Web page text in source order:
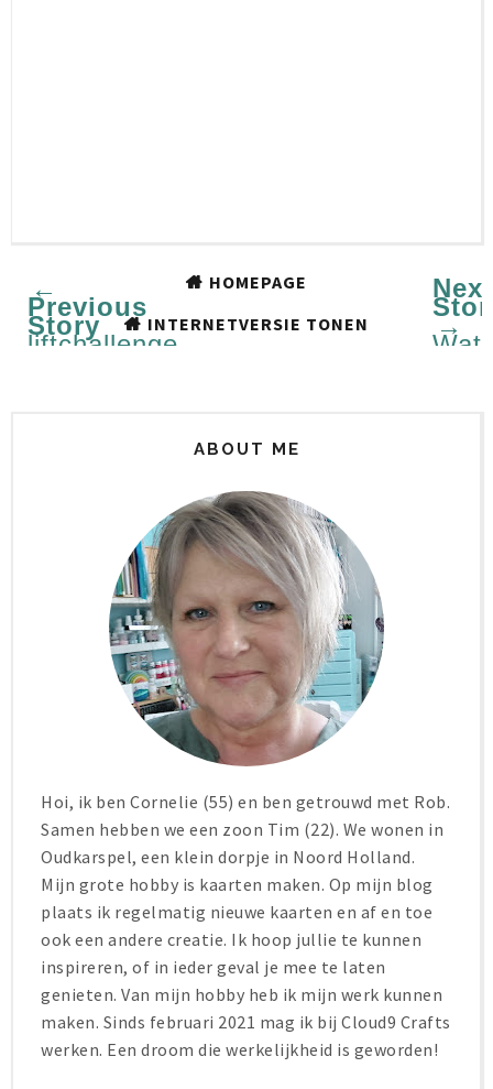
←
Previous
Story
liftchallenge
Next
→
HOMEPAGE
INTERNETVERSIE TONEN
ABOUT ME
Hoi, ik ben Cornelie (55) en ben getrouwd met Rob.
Samen hebben we een zoon Tim (22). We wonen in
Oudkarspel, een klein dorpje in Noord Holland.
Mijn grote hobby is kaarten maken. Op mijn blog
plaats ik regelmatig nieuwe kaarten en af en toe
ook een andere creatie. Ik hoop jullie te kunnen
inspireren, of in ieder geval je mee te laten
genieten. Van mijn hobby heb ik mijn werk kunnen
maken. Sinds februari 2021 mag ik bij Cloud9 Crafts
werken. Een droom die werkelijkheid is geworden!